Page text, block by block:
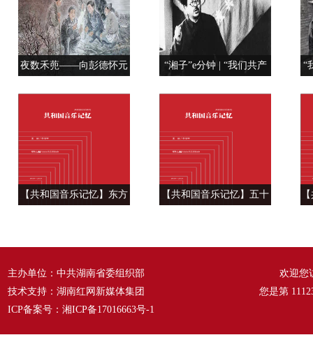
夜数禾蔸——向彭德怀元
“湘子”e分钟 | “我们共产
“
【共和国音乐记忆】东方
【共和国音乐记忆】五十
主办单位：中共湖南省委组织部
技术支持：湖南红网新媒体集团
ICP备案号： 湘ICP备17016663号-1
欢迎您
您是第